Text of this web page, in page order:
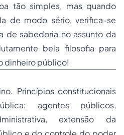
tão simples, mas quando
de modo sério, verifica-se
de sabedoria no assunto da
bela filosofia para
dinheiro público!
Princípios constitucionais
: agentes públicos,
extensão da